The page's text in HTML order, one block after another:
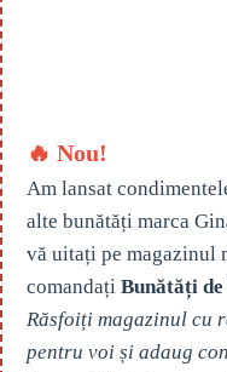
🔥 Nou!
Am lansat
alte bunătăți marca
vă uitați pe magazinul
comandați Bunătăți
Răsfoiți magazinul cu
pentru voi și adaug